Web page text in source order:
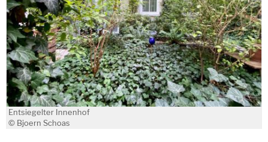
Entsiegelter Innenhof
© Bjoern Schoas